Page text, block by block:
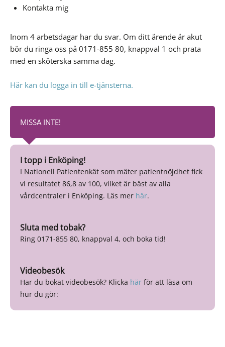
Kontakta mig
Inom 4 arbetsdagar har du svar. Om ditt ärende är akut
bör du ringa oss på 0171-855 80, knappval 1 och prata
med en sköterska samma dag.
Här kan du logga in till e-tjänsterna.
MISSA INTE!
I topp i Enköping!
I Nationell Patientenkät som mäter patientnöjdhet fick
vi resultatet 86,8 av 100, vilket är bäst av alla
vårdcentraler i Enköping. Läs mer här.
Sluta med tobak?
Ring 0171-855 80, knappval 4, och boka tid!
Videobesök
Har du bokat videobesök? Klicka här för att läsa om
hur du gör: